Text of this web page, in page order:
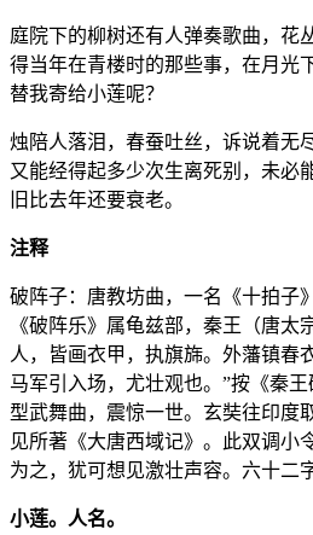
庭院下的柳树还有人弹奏歌曲，花
得当年在青楼时的那些事，在月光
替我寄给小莲呢？
烛陪人落泪，春蚕吐丝，诉说着无
又能经得起多少次生离死别，未必
旧比去年还要衰老。
注释
破阵子：唐教坊曲，一名《十拍子
《破阵乐》属龟兹部，秦王（唐太
人，皆画衣甲，执旗旆。外藩镇春
马军引入场，尤壮观也。”按《秦
型武舞曲，震惊一世。玄奘往印度
见所著《大唐西域记》。此双调小
为之，犹可想见激壮声容。六十二
小莲。人名。